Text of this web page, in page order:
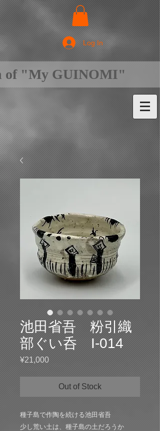
Log In
of "My GUINOMI"
池田省吾 粉引織
部ぐい呑 I-014
¥21,000Price
Out of Stock
種子島で作陶を続ける池田省吾
少し荒い土は、種子島の土だろうか